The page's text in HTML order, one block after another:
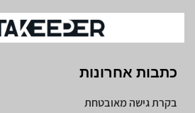
כתבות אחרונות
בקרת גישה מאובטחת